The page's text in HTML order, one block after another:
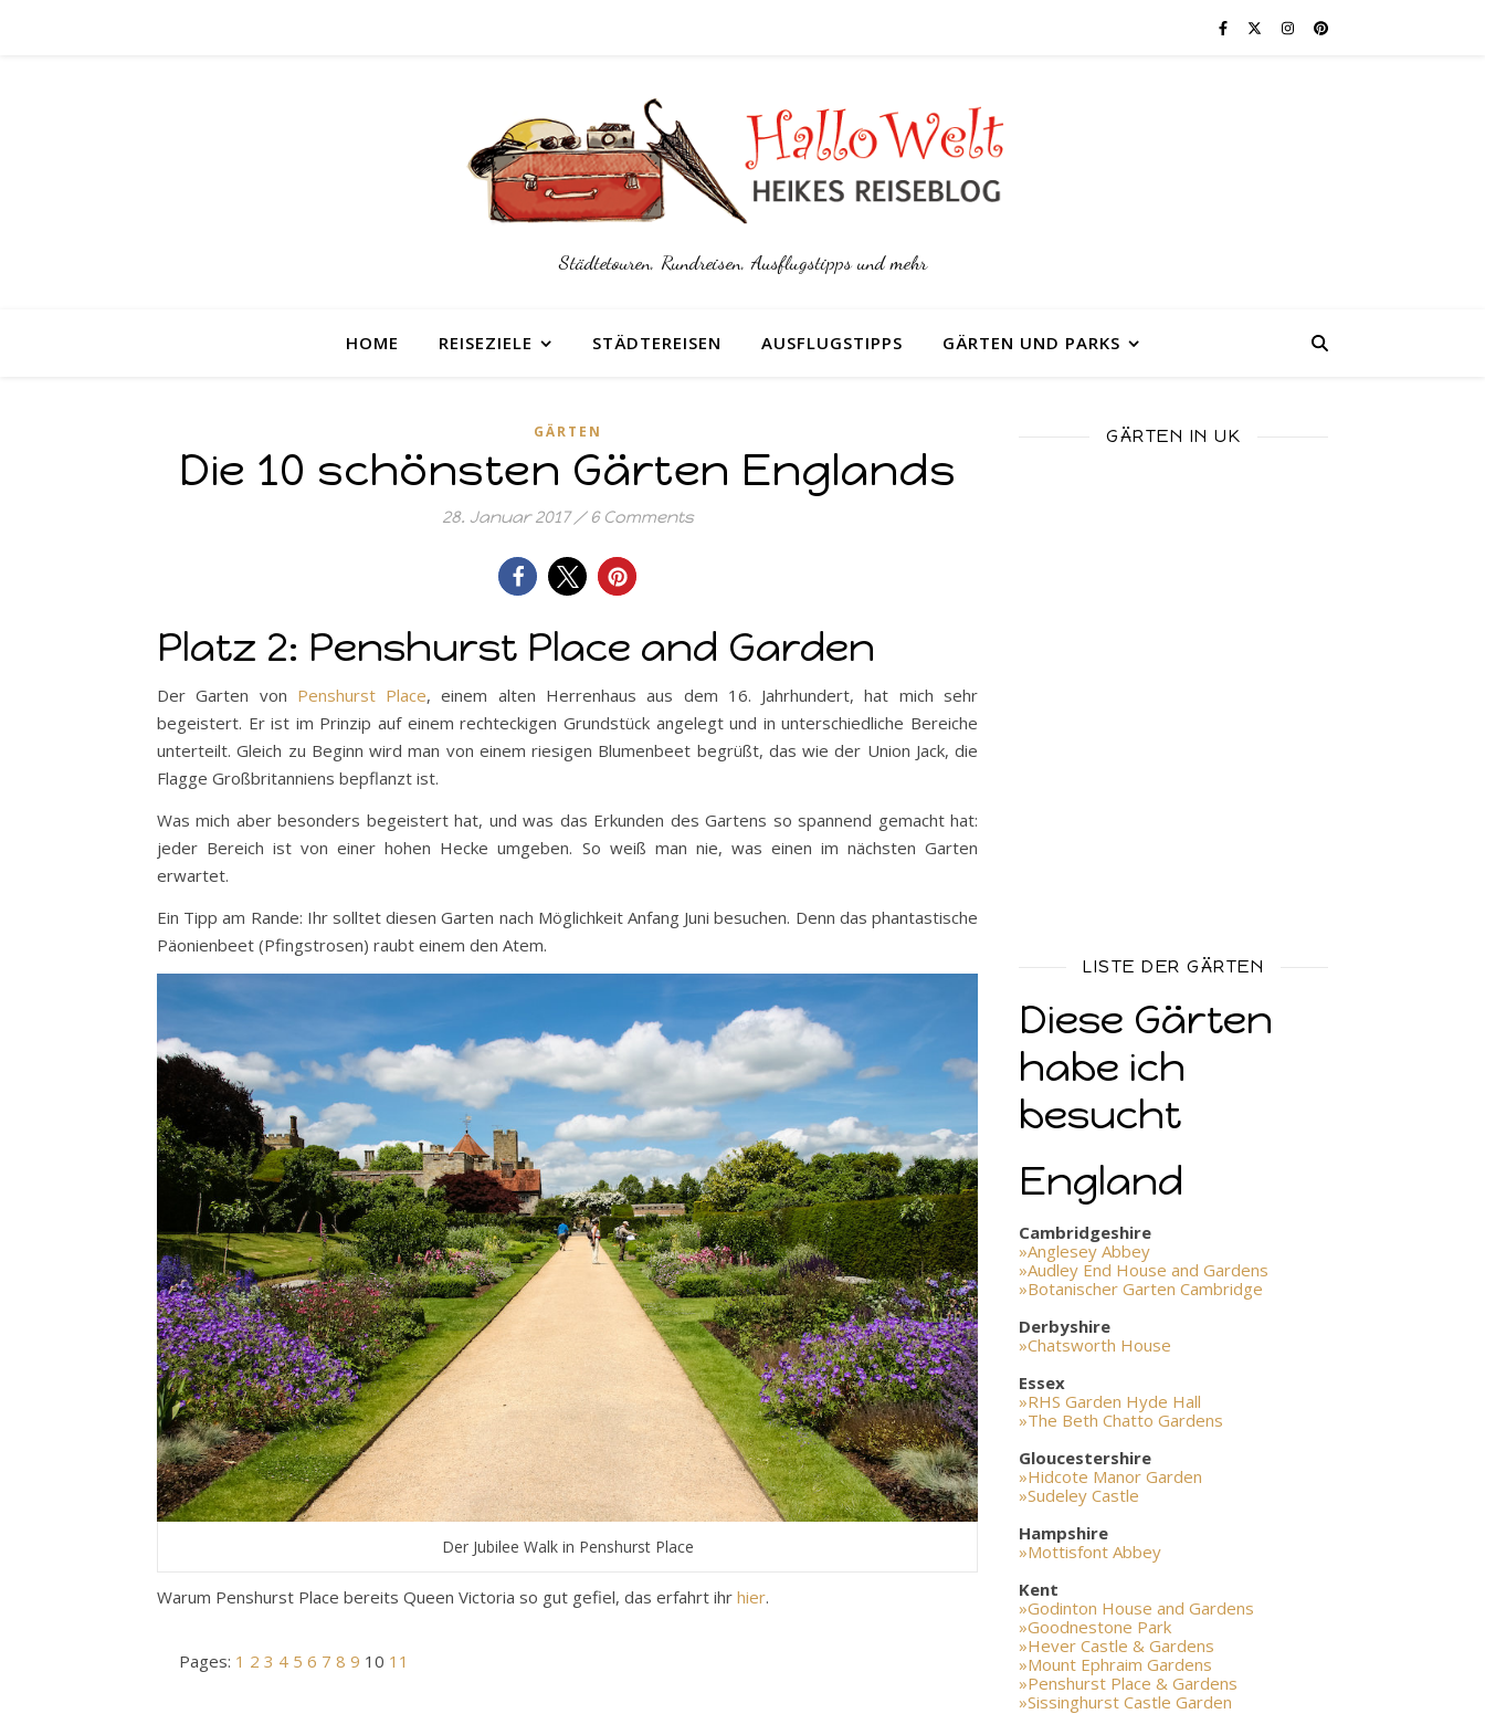
Städtetouren, Rundreisen, Ausflugstipps und mehr
HOME REISEZIELE STÄDTEREISEN AUSFLUGSTIPPS GÄRTEN UND PARKS
GÄRTEN
Die 10 schönsten Gärten Englands
28. Januar 2017 / 6 Comments
Platz 2: Penshurst Place and Garden
Der Garten von Penshurst Place, einem alten Herrenhaus aus dem 16. Jahrhundert, hat mich sehr
begeistert. Er ist im Prinzip auf einem rechteckigen Grundstück angelegt und in unterschiedliche Bereiche
unterteilt. Gleich zu Beginn wird man von einem riesigen Blumenbeet begrüßt, das wie der Union Jack, die
Flagge Großbritanniens bepflanzt ist.
Was mich aber besonders begeistert hat, und was das Erkunden des Gartens so spannend gemacht hat:
jeder Bereich ist von einer hohen Hecke umgeben. So weiß man nie, was einen im nächsten Garten
erwartet.
Ein Tipp am Rande: Ihr solltet diesen Garten nach Möglichkeit Anfang Juni besuchen. Denn das phantastische
Päonienbeet (Pfingstrosen) raubt einem den Atem.
Der Jubilee Walk in Penshurst Place
Warum Penshurst Place bereits Queen Victoria so gut gefiel, das erfahrt ihr hier.
Pages: 1 2 3 4 5 6 7 8 9 10 11
GÄRTEN IN UK
LISTE DER GÄRTEN
Diese Gärten
habe ich
besucht
England
Cambridgeshire
»Anglesey Abbey
»Audley End House and Gardens
»Botanischer Garten Cambridge
Derbyshire
»Chatsworth House
Essex
»RHS Garden Hyde Hall
»The Beth Chatto Gardens
Gloucestershire
»Hidcote Manor Garden
»Sudeley Castle
Hampshire
»Mottisfont Abbey
Kent
»Godinton House and Gardens
»Goodnestone Park
»Hever Castle & Gardens
»Mount Ephraim Gardens
»Penshurst Place & Gardens
»Sissinghurst Castle Garden